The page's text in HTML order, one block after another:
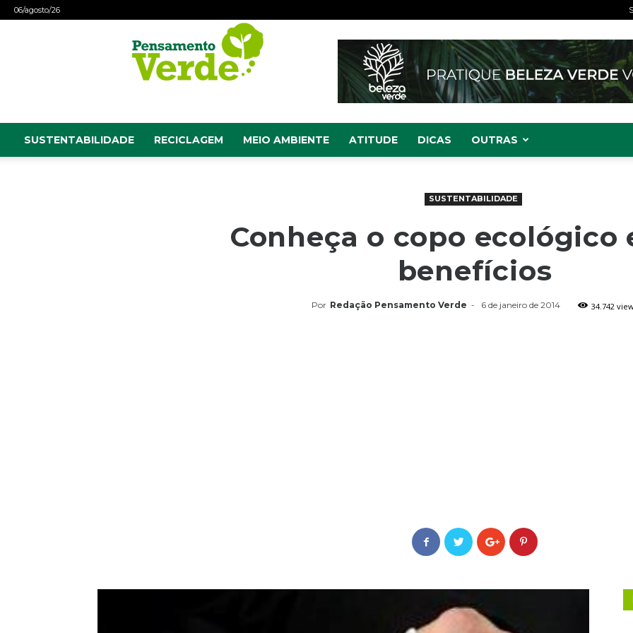
06/agosto/26
SUSTENTABILIDADE RECICLAGEM MEIO AMBIENTE ATITUDE DICAS OUTRAS
SUSTENTABILIDADE
Conheça o copo ecológico
benefícios
Por Redação Pensamento Verde - 6 de janeiro de 2014 34.742